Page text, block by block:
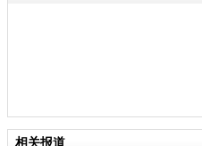
相关报道